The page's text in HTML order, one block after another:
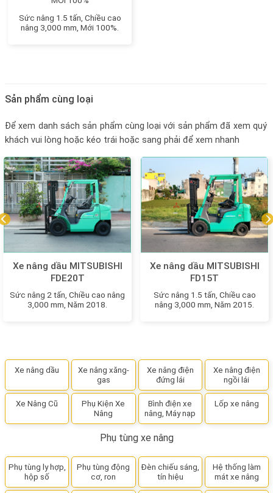
Sức nâng 1.5 tấn, Chiều cao
nâng 3,000 mm, Mới 100%.
Sản phẩm cùng loại
Để xem danh sách sản phẩm cùng loại với sản phẩm đã xem quý
khách vui lòng hoặc kéo trái hoặc sang phải để xem nhanh
Xe nâng dầu MITSUBISHI
FDE20T
Sức nâng 2 tấn, Chiều cao nâng
3,000 mm, Năm 2018.
Xe nâng dầu MITSUBISHI
FD15T
Sức nâng 1.5 tấn, Chiều cao
nâng 3,000 mm, Năm 2015.
Xe nâng dầu
Xe nâng xăng-
gas
Xe nâng điện
đứng lái
Xe nâng điện
ngồi lái
Xe Nâng Cũ
Phụ Kiện Xe
Nâng
Bình điện xe
nâng, Máy nạp
Lốp xe nâng
Phụ tùng xe nâng
Phụ tùng ly hợp,
hộp số
Phụ tùng động
cơ, ron
Đèn chiếu sáng,
tín hiệu
Hệ thống làm
mát xe nâng